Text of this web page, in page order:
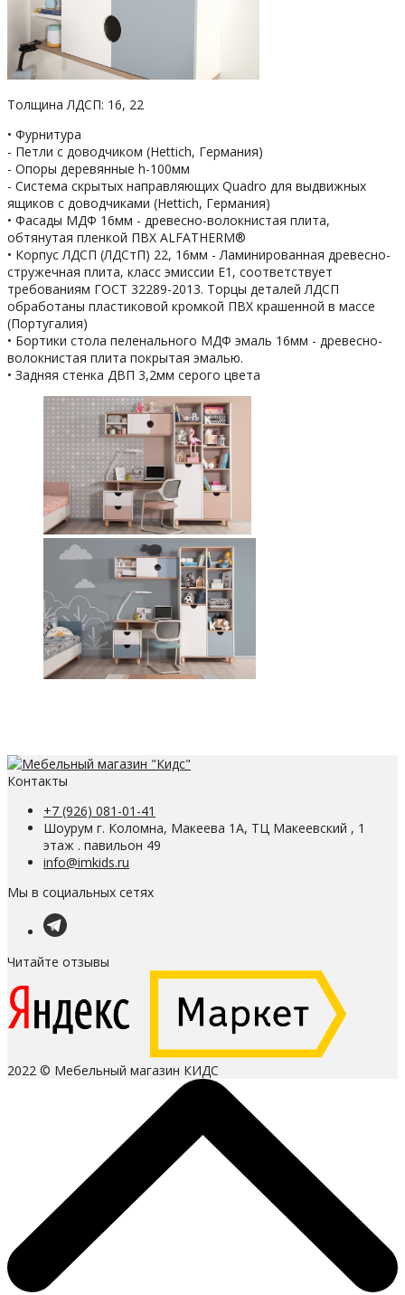
Толщина ЛДСП: 16, 22
• Фурнитура
- Петли с доводчиком (Hettich, Германия)
- Опоры деревянные h-100мм
- Система скрытых направляющих Quadro для выдвижных
ящиков с доводчиками (Hettich, Германия)
• Фасады МДФ 16мм - древесно-волокнистая плита,
обтянутая пленкой ПВХ ALFATHERM®
• Корпус ЛДСП (ЛДСтП) 22, 16мм - Ламинированная древесно-
стружечная плита, класс эмиссии Е1, соответствует
требованиям ГОСТ 32289-2013. Торцы деталей ЛДСП
обработаны пластиковой кромкой ПВХ крашенной в массе
(Португалия)
• Бортики стола пеленального МДФ эмаль 16мм - древесно-
волокнистая плита покрытая эмалью.
• Задняя стенка ДВП 3,2мм серого цвета
Контакты
+7 (926) 081-01-41
Шоурум г. Коломна, Макеева 1А, ТЦ Макеевский , 1
этаж . павильон 49
info@imkids.ru
Мы в социальных сетях
Читайте отзывы
2022 © Мебельный магазин КИДС